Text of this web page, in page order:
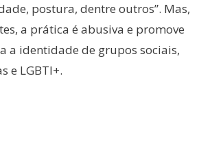
postura, dentre outros”. Mas,
a prática é abusiva e promove
a identidade de grupos sociais,
e LGBTI+.